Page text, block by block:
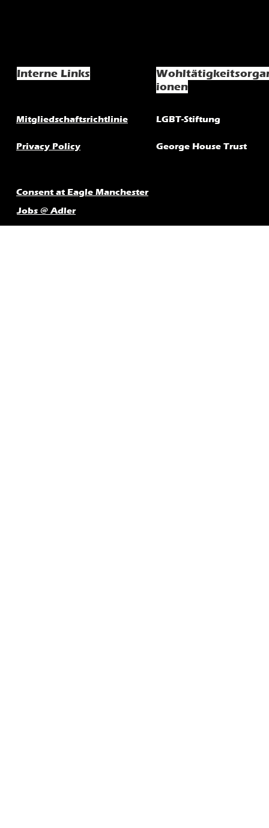
Interne Links
ionen
Mitgliedschaftsrichtlinie LGBT-Stiftung
Privacy Policy George House Trust
Consent at Eagle Manchester
Jobs @ Adler